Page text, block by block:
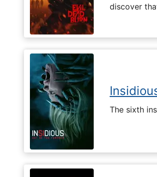
discover
The sixth